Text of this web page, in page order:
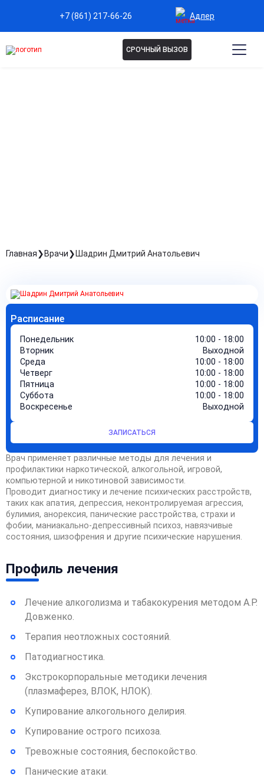
+7 (861) 217-66-26 Адлер
СРОЧНЫЙ ВЫЗОВ
Главная Врачи Шадрин Дмитрий Анатольевич
Расписание
Понедельник
10:00 - 18:00
Вторник
Выходной
Среда
10:00 - 18:00
Четверг
10:00 - 18:00
Пятница
10:00 - 18:00
Суббота
10:00 - 18:00
Воскресенье
Выходной
ЗАПИСАТЬСЯ
Врач применяет различные методы для лечения и
профилактики наркотической, алкогольной, игровой,
компьютерной и никотиновой зависимости.
Проводит диагностику и лечение психических расстройств,
таких как апатия, депрессия, неконтролируемая агрессия,
булимия, анорексия, панические расстройства, страхи и
фобии, маниакально-депрессивный психоз, навязчивые
состояния, шизофрения и другие психические нарушения.
Профиль лечения
Лечение алкоголизма и табакокурения методом А.Р.
Довженко.
Терапия неотложных состояний.
Патодиагностика.
Экстрокорпоральные методики лечения
(плазмаферез, ВЛОК, НЛОК).
Купирование алкогольного делирия.
Купирование острого психоза.
Тревожные состояния, беспокойство.
Панические атаки.